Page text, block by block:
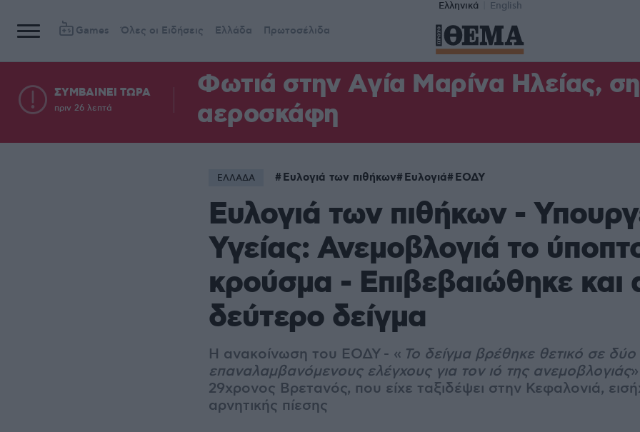
Ελληνικά English
Games Όλες οι Ειδήσεις Ελλάδα Πρωτοσέλιδα
ΣΥΜΒΑΙΝΕΙ ΤΩΡΑ
πριν 26 λεπτά
Φωτιά στην Aγία Μαρίνα Ηλείας,
αεροσκάφη
ΕΛΛΑΔΑ Ευλογιά των πιθήκων Ευλογιά ΕΟΔΥ
Ευλογιά των πιθήκων -
Υγείας: Ανεμοβλογιά το
κρούσμα - Επιβεβαιώθηκε και
δεύτερο δείγμα
Η ανακοίνωση του ΕΟΔΥ - « Το δείγμα βρέθηκε θετικό σε δύο
επαναλαμβανόμενους ελέγχους για τον ιό της ανεμοβλογιάς
29χρονος Βρετανός, που είχε ταξιδέψει στην Κεφαλονιά,
αρνητικής πίεσης